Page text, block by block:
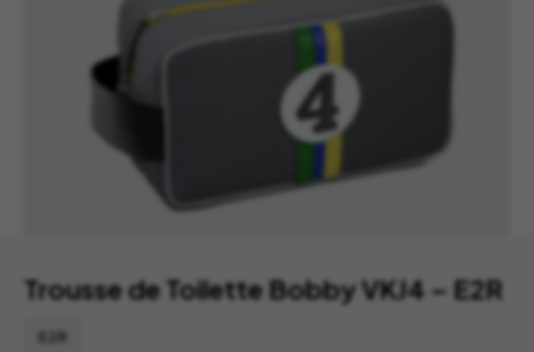
Trousse de Toilette Bobby VKJ4 – E2R